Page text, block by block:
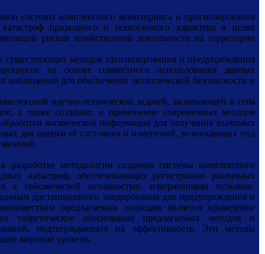
системы комплексного мониторинга и прогнозирования
природного и техногенного характера в целях
рисков хозяйственной деятельности на территории
существующих методов прогнозирования и предупреждения
на основе совместного использования данных
для обеспечения экологической безопасности и
научно-технической задачей, включающей в себя
а также создание, и применение современных методов
космической информации для получения значимых
для оценки её состояния и изменений, возникающих под
в разработке методологии создания системы комплексного
катастроф, обеспечивающих регистрацию различных
с сейсмической активностью, извержениями вулканов,
дистанционного зондирования для предупреждения и
предлагаемых подходов является проведение
теоретическое обоснование предлагаемых методов и
подтверждающих их эффективность. Эти методы
мировой уровень.